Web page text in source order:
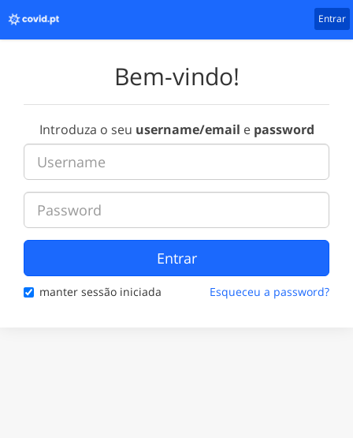
Entrar
Bem-vindo!
Introduza o seu username/email e password
Entrar
manter sessão iniciada Esqueceu a password?